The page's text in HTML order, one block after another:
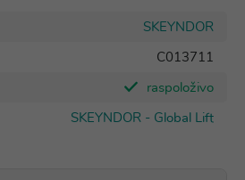
SKEYNDOR
C013711
raspoloživo
SKEYNDOR - Global Lift